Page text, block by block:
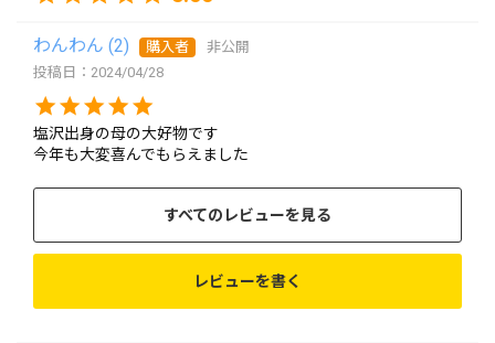
わんわん 2 購入者
非公開
投稿日
2024/04/28
塩沢出身の母の大好物です
今年も大変喜んでもらえました
すべてのレビューを見る
レビューを書く